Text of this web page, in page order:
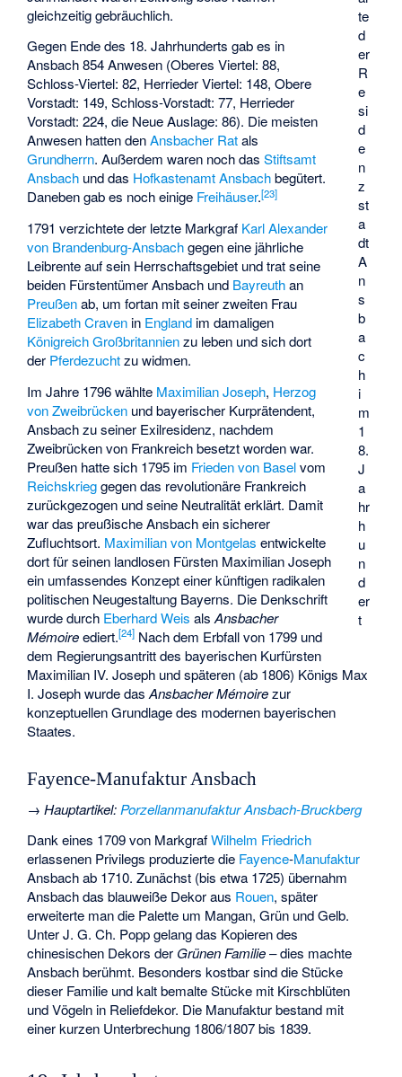
te
d
er
R
e
si
d
e
n
z
st
a
dt
A
n
s
b
a
c
h
i
m
1
8.
J
a
hr
h
u
n
d
er
t
gleichzeitig gebräuchlich.
Gegen Ende des 18. Jahrhunderts gab es in
Ansbach 854 Anwesen (Oberes Viertel: 88,
Schloss-Viertel: 82, Herrieder Viertel: 148, Obere
Vorstadt: 149, Schloss-Vorstadt: 77, Herrieder
Vorstadt: 224, die Neue Auslage: 86). Die meisten
Anwesen hatten denAnsbacher Ratals
Grundherrn. Außerdem waren noch dasStiftsamt
Ansbach und das Hofkastenamt Ansbachbegütert.
Daneben gab es noch einige Freihäuser.[23]
1791 verzichtete der letzte Markgraf Karl Alexander
von Brandenburg-Ansbachgegen eine jährliche
Leibrente auf sein Herrschaftsgebiet und trat seine
beiden Fürstentümer Ansbach und Bayreuthan
Preußenab, um fortan mit seiner zweiten Frau
Elizabeth Craven in England im damaligen
Königreich Großbritannienzu leben und sich dort
der Pferdezuchtzu widmen.
Im Jahre 1796 wählte Maximilian Joseph, Herzog
von Zweibrücken und bayerischer Kurprätendent,
Ansbach zu seiner Exilresidenz, nachdem
Zweibrücken von Frankreich besetzt worden war.
Preußen hatte sich 1795 im Frieden von Baselvom
Reichskrieggegen das revolutionäre Frankreich
zurückgezogen und seine Neutralität erklärt. Damit
war das preußische Ansbach ein sicherer
Zufluchtsort. Maximilian von Montgelas entwickelte
dort für seinen landlosen Fürsten Maximilian Joseph
ein umfassendes Konzept einer künftigen radikalen
politischen Neugestaltung Bayerns. Die Denkschrift
wurde durch Eberhard Weis alsAnsbacher
Mémoireediert.[24] Nach dem Erbfall von 1799 und
dem Regierungsantritt des bayerischen Kurfürsten
Maximilian IV. Joseph und späteren (ab 1806) Königs Max
I. Joseph wurde dasAnsbacher Mémoirezur
konzeptuellen Grundlage des modernen bayerischen
Staates.
Fayence-Manufaktur Ansbach
→Hauptartikel: Porzellanmanufaktur Ansbach-Bruckberg
Dank eines 1709 von MarkgrafWilhelm Friedrich
erlassenen Privilegs produzierte die Fayence-Manufaktur
Ansbach ab 1710. Zunächst (bis etwa 1725) übernahm
Ansbach das blauweiße Dekor aus Rouen, später
erweiterte man die Palette um Mangan, Grün und Gelb.
Unter J. G. Ch. Popp gelang das Kopieren des
chinesischen Dekors der Grünen Familie– dies machte
Ansbach berühmt. Besonders kostbar sind die Stücke
dieser Familie und kalt bemalte Stücke mit Kirschblüten
und Vögeln in Reliefdekor. Die Manufaktur bestand mit
einer kurzen Unterbrechung 1806/1807 bis 1839.